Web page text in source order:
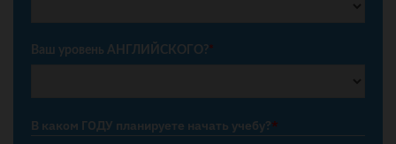
Ваш уровень АНГЛИЙСКОГО?*
В каком ГОДУ планируете начать учебу?*